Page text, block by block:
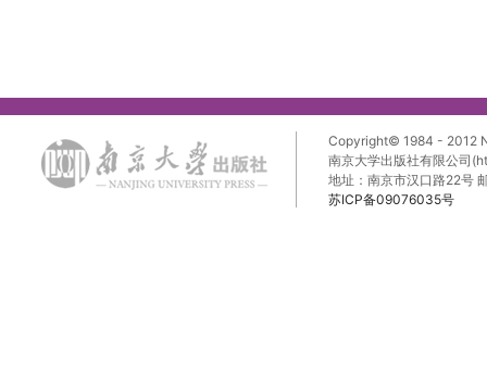
Copyright© 1984 - 2012
南京大学出版社有限公司
地址：南京市汉口路22号
苏ICP备09076035号